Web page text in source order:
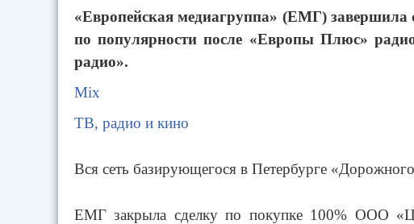
«Европейская медиагруппа» (ЕМГ) завершила
по популярности после «Европы Плюс»
радио».
Mix
ТВ, радио и кино
Вся сеть базирующегося в Петербурге
ЕМГ закрыла сделку по покупке 100% ООО